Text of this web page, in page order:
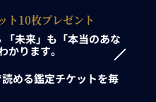
ト10枚プレゼント
「未来」も「本当のあな
かります。
める鑑定チケットを毎